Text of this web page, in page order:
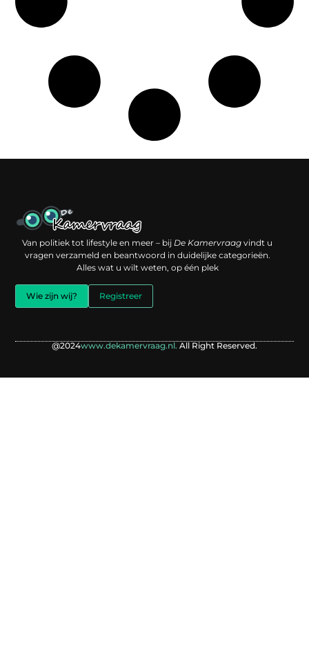
Van politiek tot lifestyle en meer – bijDe Kamervraag vindt u
vragen verzameld en beantwoord in duidelijke categorieën.
Alles wat u wilt weten, op één plek
Wie zijn wij? Registreer
@2024www.dekamervraag.nl. All Right Reserved.